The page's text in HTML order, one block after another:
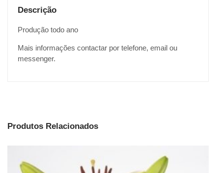
Descrição
Produção todo ano
Mais informações contactar por telefone, email ou
messenger.
Produtos Relacionados